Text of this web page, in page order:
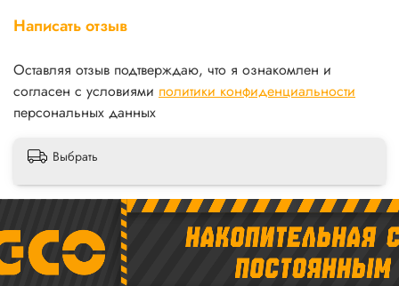
Написать отзыв
Оставляя отзыв подтверждаю, что я ознакомлен и
согласен с условиями политики конфиденциальности
персональных данных
Выбрать